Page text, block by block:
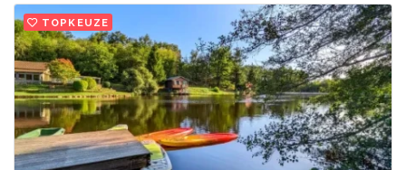
TOPKEUZE